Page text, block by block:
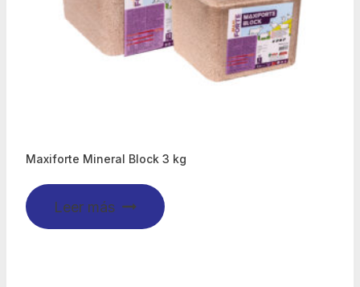
Maxiforte Mineral Block 3 kg
Leer más